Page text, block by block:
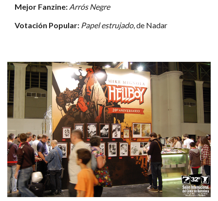
Mejor Fanzine: Arrós Negre
Votación Popular: Papel estrujado, de Nadar